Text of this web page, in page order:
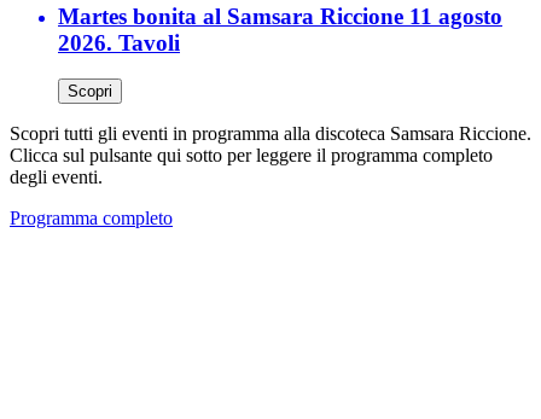
Martes bonita al Samsara Riccione 11 agosto
2026. Tavoli
Scopri
Scopri tutti gli eventi in programma alla discoteca Samsara Riccione.
Clicca sul pulsante qui sotto per leggere il programma completo
degli eventi.
Programma completo